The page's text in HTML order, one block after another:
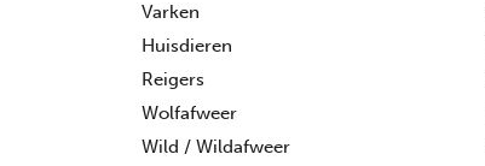
Varken
Huisdieren
Reigers
Wolfafweer
Wild / Wildafweer